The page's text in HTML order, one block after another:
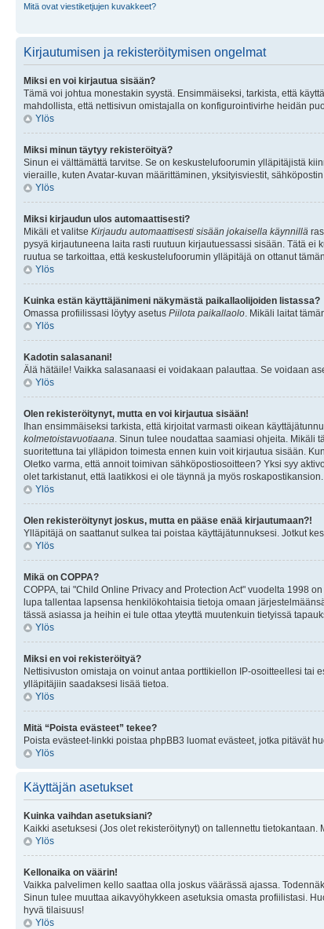
Mitä ovat viestiketjujen kuvakkeet?
Kirjautumisen ja rekisteröitymisen ongelmat
Miksi en voi kirjautua sisään?
Tämä voi johtua monestakin syystä. Ensimmäiseksi, tarkista, että
mahdollista, että nettisivun omistajalla on konfigurointivirhe heidän
Ylös
Miksi minun täytyy rekisteröityä?
Sinun ei välttämättä tarvitse. Se on keskustelufoorumin ylläpitäjistä
vieraille, kuten Avatar-kuvan määrittäminen, yksityisviestit,
Ylös
Miksi kirjaudun ulos automaattisesti?
Mikäli et valitse Kirjaudu automaattisesti sisään jokaisella käynnillä
pysyä kirjautuneena laita rasti ruutuun kirjautuessassi sisään. Tätä ei
ruutua se tarkoittaa, että keskustelufoorumin ylläpitäjä on ottanut
Ylös
Kuinka estän käyttäjänimeni näkymästä paikallaolijoiden listassa?
Omassa profiilissasi löytyy asetus Piilota paikallaolo . Mikäli laitat
Ylös
Kadotin salasanani!
Älä hätäile! Vaikka salasanaasi ei voidakaan palauttaa. Se voidaan
Ylös
Olen rekisteröitynyt, mutta en voi kirjautua sisään!
Ihan ensimmäiseksi tarkista, että kirjoitat varmasti oikean
kolmetoistavuotiaana . Sinun tulee noudattaa saamiasi ohjeita. Mikäli
suoritettuna tai ylläpidon toimesta ennen kuin voit kirjautua sisään.
Oletko varma, että annoit toimivan sähköpostiosoitteen? Yksi syy
olet tarkistanut, että laatikkosi ei ole täynnä ja myös
Ylös
Olen rekisteröitynyt joskus, mutta en pääse enää kirjautumaan?!
Ylläpitäjä on saattanut sulkea tai poistaa käyttäjätunnuksesi. Jotkut
Ylös
Mikä on COPPA?
COPPA, tai "Child Online Privacy and Protection Act" vuodelta 1998
lupa tallentaa lapsensa henkilökohtaisia tietoja omaan
tässä asiassa ja heihin ei tule ottaa yteyttä muutenkuin tietyissä
Ylös
Miksi en voi rekisteröityä?
Nettisivuston omistaja on voinut antaa porttikiellon IP-osoitteellesi tai
ylläpitäjiin saadaksesi lisää tietoa.
Ylös
Mitä “Poista evästeet” tekee?
Poista evästeet-linkki poistaa phpBB3 luomat evästeet, jotka pitävät
Ylös
Käyttäjän asetukset
Kuinka vaihdan asetuksiani?
Kaikki asetuksesi (Jos olet rekisteröitynyt) on tallennettu tietokantaan.
Ylös
Kellonaika on väärin!
Vaikka palvelimen kello saattaa olla joskus väärässä ajassa.
Sinun tulee muuttaa aikavyöhykkeen asetuksia omasta profiilistasi.
hyvä tilaisuus!
Ylös